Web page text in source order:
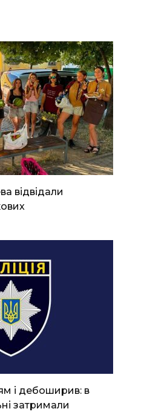
відвідали
і дебоширив: в
затримали